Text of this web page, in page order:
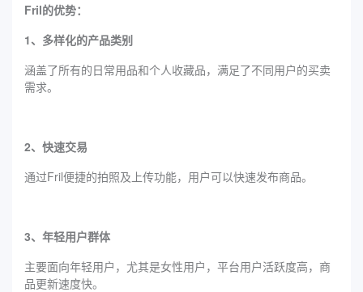
Fril的优势：
1、多样化的产品类别
涵盖了所有的日常用品和个人收藏品，满足了不同用户的买卖
需求。
2、快速交易
通过Fril便捷的拍照及上传功能，用户可以快速发布商品。
3、年轻用户群体
主要面向年轻用户，尤其是女性用户，平台用户活跃度高，商
品更新速度快。